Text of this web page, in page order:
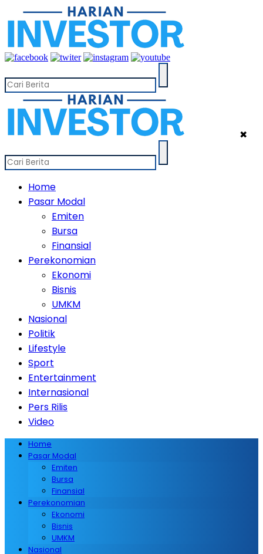
✖
Home
Pasar Modal
Emiten
Bursa
Finansial
Perekonomian
Ekonomi
Bisnis
UMKM
Nasional
Politik
Lifestyle
Sport
Entertainment
Internasional
Pers Rilis
Video
Home
Pasar Modal
Emiten
Bursa
Finansial
Perekonomian
Ekonomi
Bisnis
UMKM
Nasional